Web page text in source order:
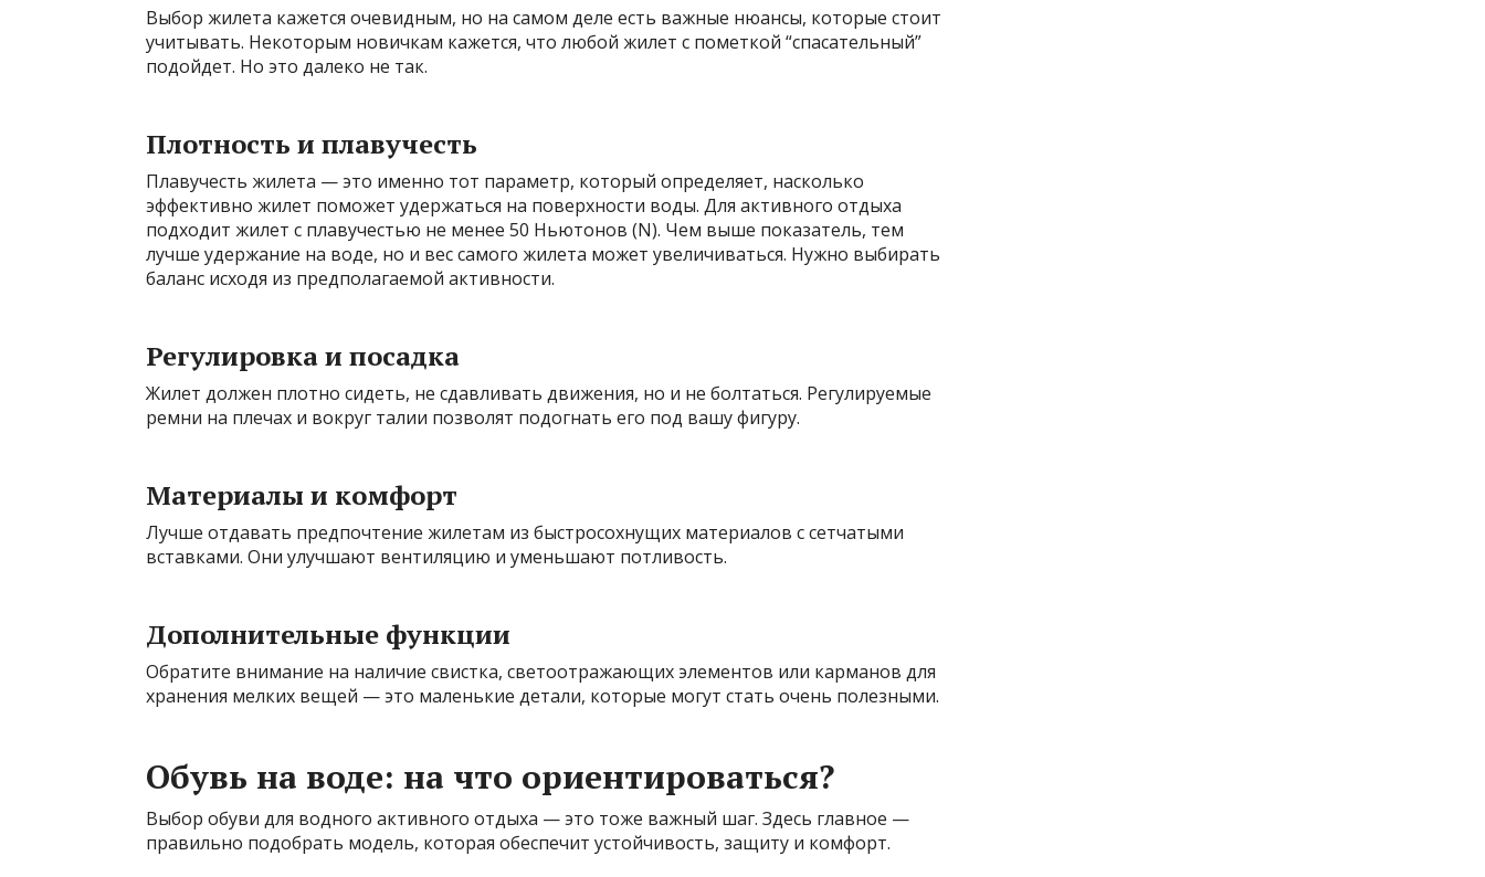
Выбор жилета кажется очевидным, но на самом деле есть важные нюансы, которые стоит
учитывать. Некоторым новичкам кажется, что любой жилет с пометкой “спасательный”
подойдет. Но это далеко не так.
Плотность и плавучесть
Плавучесть жилета — это именно тот параметр, который определяет, насколько
эффективно жилет поможет удержаться на поверхности воды. Для активного отдыха
подходит жилет с плавучестью не менее 50 Ньютонов (N). Чем выше показатель, тем
лучше удержание на воде, но и вес самого жилета может увеличиваться. Нужно выбирать
баланс исходя из предполагаемой активности.
Регулировка и посадка
Жилет должен плотно сидеть, не сдавливать движения, но и не болтаться. Регулируемые
ремни на плечах и вокруг талии позволят подогнать его под вашу фигуру.
Материалы и комфорт
Лучше отдавать предпочтение жилетам из быстросохнущих материалов с сетчатыми
вставками. Они улучшают вентиляцию и уменьшают потливость.
Дополнительные функции
Обратите внимание на наличие свистка, светоотражающих элементов или карманов для
хранения мелких вещей — это маленькие детали, которые могут стать очень полезными.
Обувь на воде: на что ориентироваться?
Выбор обуви для водного активного отдыха — это тоже важный шаг. Здесь главное —
правильно подобрать модель, которая обеспечит устойчивость, защиту и комфорт.